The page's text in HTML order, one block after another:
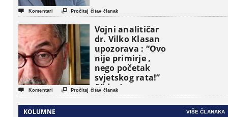
 Komentari  Pročitaj čitav članak
Vojni analitičar
dr. Vilko Klasan
upozorava : “Ovo
nije primirje ,
nego početak
svjetskog rata!”
(Video)
 Komentari  Pročitaj čitav članak
KOLUMNE VIŠE ČLANAKA